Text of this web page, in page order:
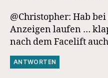
@Christopher: Hab
Anzeigen laufen …
nach dem Facelift
ANTWORTEN